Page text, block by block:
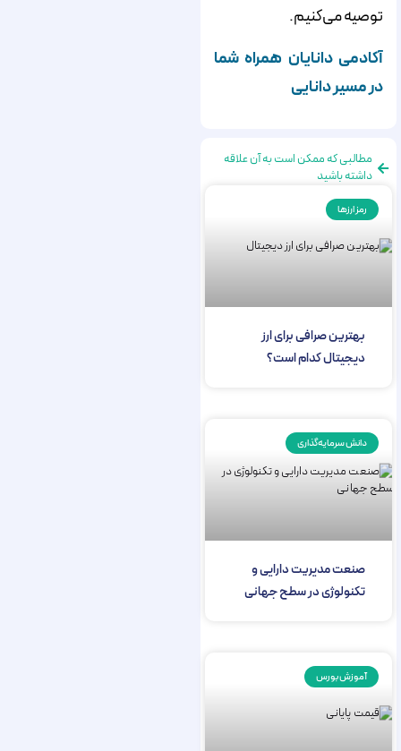
توصیه می‌کنیم.
آکادمی دانایان همراه شما
در مسیر دانایی
مطالبی که ممکن است به آن علاقه
داشته باشید
رمز ارزها
بهترین صرافی برای ارز
دیجیتال کدام است؟
دانش سرمایه‌گذاری
صنعت مدیریت دارایی و
تکنولوژی در سطح جهانی
آموزش بورس